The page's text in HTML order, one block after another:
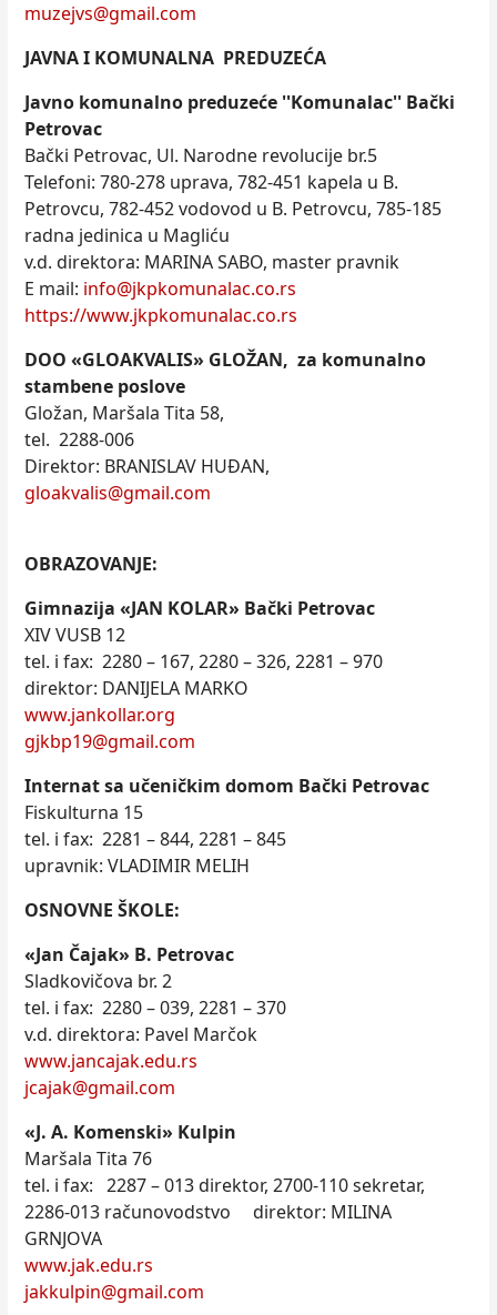
muzejvs@gmail.com
JAVNA I KOMUNALNA PREDUZEĆA
Javno komunalno preduzeće ''Komunalac'' Bački
Petrovac
Bački Petrovac, Ul. Narodne revolucije br.5
Telefoni: 780-278 uprava, 782-451 kapela u B.
Petrovcu, 782-452 vodovod u B. Petrovcu, 785-185
radna jedinica u Magliću
v.d. direktora: MARINA SABO, master pravnik
E mail: info@jkpkomunalac.co.rs
https://www.jkpkomunalac.co.rs
DOO «GLOAKVALIS» GLOŽAN, za komunalno
stambene poslove
Gložan, Maršala Tita 58,
tel. 2288-006
Direktor: BRANISLAV HUĐAN,
gloakvalis@gmail.com
OBRAZOVANJE:
Gimnazija «JAN KOLAR» Bački Petrovac
XIV VUSB 12
tel. i fax: 2280 – 167, 2280 – 326, 2281 – 970
direktor: DANIJELA MARKO
www.jankollar.org
gjkbp19@gmail.com
Internat sa učeničkim domom Bački Petrovac
Fiskulturna 15
tel. i fax: 2281 – 844, 2281 – 845
upravnik: VLADIMIR MELIH
OSNOVNE ŠKOLE:
«Jan Čajak» B. Petrovac
Sladkovičova br. 2
tel. i fax: 2280 – 039, 2281 – 370
v.d. direktora: Pavel Marčok
www.jancajak.edu.rs
jcajak@gmail.com
«J. A. Komenski» Kulpin
Maršala Tita 76
tel. i fax: 2287 – 013 direktor, 2700-110 sekretar,
2286-013 računovodstvo direktor: MILINA
GRNJOVA
www.jak.edu.rs
jakkulpin@gmail.com